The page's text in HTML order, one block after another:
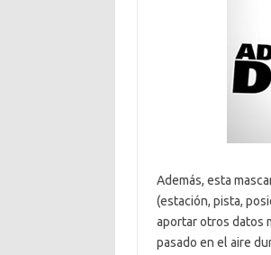
Además, esta
(estación, pista,
aportar otros datos
pasado en el aire